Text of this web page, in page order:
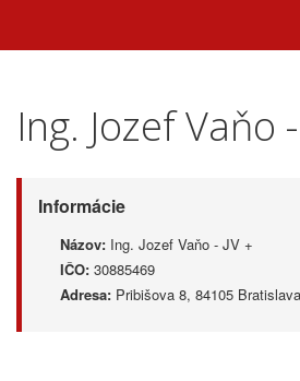
Ing. Jozef Vaňo
Informácie
Názov: Ing. Jozef Vaňo - JV +
IČO: 30885469
Adresa: Pribišova 8, 84105 Bratislava